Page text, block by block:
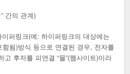
간의 관계)
퍼링크(예: 하이퍼링크의 대상에는
됨)방식 등으로 연결된 경우, 전자를
고 후자를 피연결 “몰”(웹사이트)이라